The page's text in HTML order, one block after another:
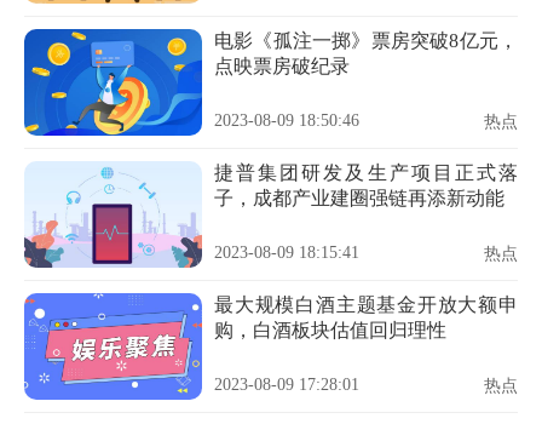
电影《孤注一掷》票房突破8亿元，
点映票房破纪录
2023-08-09 18:50:46 热点
捷普集团研发及生产项目正式落
子，成都产业建圈强链再添新动能
2023-08-09 18:15:41 热点
最大规模白酒主题基金开放大额申
购，白酒板块估值回归理性
2023-08-09 17:28:01 热点